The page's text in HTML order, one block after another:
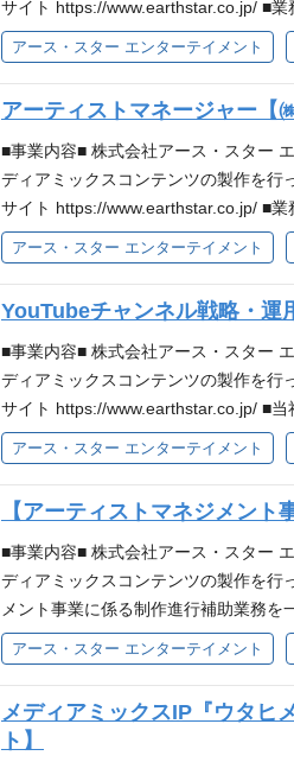
ィ施策と露出管理・広告出稿など）
ウンド・X・TikTok等）での広報宣伝
ア・エンタテインメントグループ内で
くは宣伝に関する業務経験2年以上（
年以上は必須となります。 デジタル
の基本操作（初級程度） 【求める人
ら、率先して計画を立てられる方 ア
る方 遊び心があって、ファンをワク
ョンが取れる方 【アース・スターエ
員インタビューを掲載しております
サイト https://www.earthstar.co.jp/ ■
ディアミックス事業を一緒に盛り上
名、メディアミックス事業部専任2名
対応いただきます。 本IPの全体施策
体的な業務内容 ＞ (雇い入れ直後) ★
事（ライブ、発表会、リリースイベン
IP運営グランドラインに基づいた広報
材誘致・記事仕込み・露出管理） 社
ション（静止画、動画、広告等） 各
力】 ・カルチュア・エンタテインメ
社、SP会社、事業会社などで広報も
採用となる場合もございます。経験
運用、②YouTube運用）①②両方のご経
～完了および効果検証まで、事業部内
ンターテイメント作品をこよなく愛し
アに溢れた人 当事者意識を持ち、周
▼アース・スター エンターテイメント
https://note.com/earthstar
アース・スター エンターテイメント
アーティストマネージャー【
■事業内容■ 株式会社アース・スター
ディアミックスコンテンツの製作を
サイト https://www.earthstar.co.jp/ ■
およびタレント事務所との折衝を横断
ただきます。 具体的な業務 (雇い入れ
約、請求、精算など活動に伴う事務業
社で企画開発・原作を創出した上で、
を開発しています。 現在、【ウタヒ
ます。他にも発表を控えている新規
dan.com/ 【Toxic-a-Holic（トキシカ
【求める人物像】 コミュニケーショ
ト コーポレートサイト https://
アース・スター エンターテイメント
YouTubeチャンネル戦略・運
■事業内容■ 株式会社アース・スター
ディアミックスコンテンツの製作を
サイト https://www.earthstar.co.jp/ ■
た上で、アニメ化・ゲーム化・声優に
画～拡大までワンストップで、コンテ
ヒメドリーム】 https://
コンテンツおよび所属アーティストの
案、制作進行、公開後の効果分析・改
(雇い入れ直後) ※◎はメインでご担当
社との折衝 撮影現場への立ち会い
欄の設定、タグ・ハッシュタグ、プ
して関われる環境です。 20代～30代
す。 カルチュア・エンタテインメン
アース・スター エンターテイメント
【アーティストマネジメン
■事業内容■ 株式会社アース・スター
ディアミックスコンテンツの製作を行
メント事業に係る制作進行補助業務
整・連携、業務進捗の管理 サポート
フ報酬、外注費など予算進捗の把握や
しています。仕事内容の相談事・意見
ーサーとして全体を統括するポジショ
アース・スター エンターテイメント
メディアミックスIP『ウタヒ
ト】